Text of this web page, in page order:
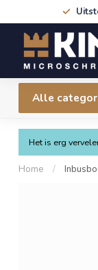
Alle
Het is erg
Home /